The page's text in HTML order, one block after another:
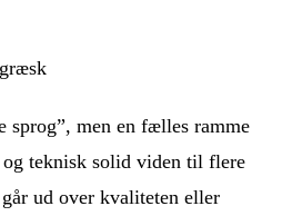
sprog”, men en fælles ramme
teknisk solid viden til flere
ud over kvaliteten eller